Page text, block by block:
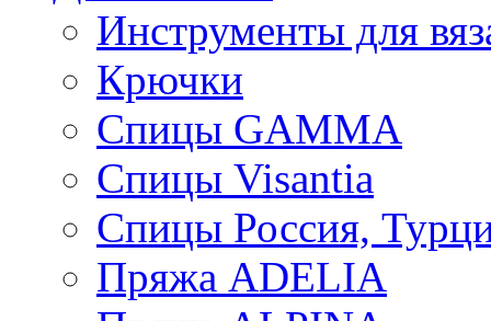
Инструменты для
Крючки
Спицы GAMMA
Спицы Visantia
Спицы Россия,
Пряжа ADELIA